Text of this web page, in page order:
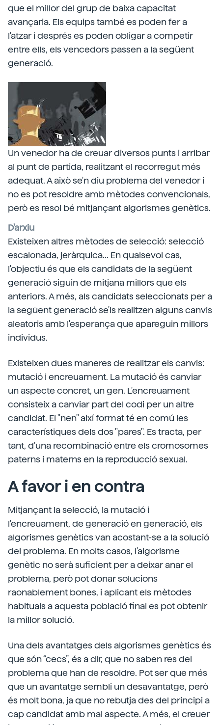
que el millor del grup de baixa capacitat
avançaria. Els equips també es poden fer a
l'atzar i després es poden obligar a competir
entre ells, els vencedors passen a la següent
generació.
Un venedor ha de creuar diversos punts i arribar
al punt de partida, realitzant el recorregut més
adequat. A això se'n diu problema del venedor i
no es pot resoldre amb mètodes convencionals,
però es resol bé mitjançant algorismes genètics.
D'arxiu
Existeixen altres mètodes de selecció: selecció
escalonada, jeràrquica... En qualsevol cas,
l'objectiu és que els candidats de la següent
generació siguin de mitjana millors que els
anteriors. A més, als candidats seleccionats per a
la següent generació se'ls realitzen alguns canvis
aleatoris amb l'esperança que apareguin millors
individus.
Existeixen dues maneres de realitzar els canvis:
mutació i encreuament. La mutació és canviar
un aspecte concret, un gen. L'encreuament
consisteix a canviar part del codi per un altre
candidat. El "nen" així format té en comú les
característiques dels dos "pares". Es tracta, per
tant, d'una recombinació entre els cromosomes
paterns i materns en la reproducció sexual.
A favor i en contra
Mitjançant la selecció, la mutació i
l'encreuament, de generació en generació, els
algorismes genètics van acostant-se a la solució
del problema. En molts casos, l'algorisme
genètic no serà suficient per a deixar anar el
problema, però pot donar solucions
raonablement bones, i aplicant els mètodes
habituals a aquesta població final es pot obtenir
la millor solució.
Una dels avantatges dels algorismes genètics és
que són “cecs”, és a dir, que no saben res del
problema que han de resoldre. Pot ser que més
que un avantatge sembli un desavantatge, però
és molt bona, ja que no rebutja des del principi a
cap candidat amb mal aspecte. A més, el creuer